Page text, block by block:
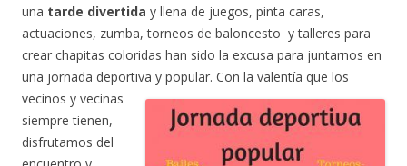
una tarde divertida y llena de juegos, pinta caras,
actuaciones, zumba, torneos de baloncesto y talleres para
crear chapitas coloridas han sido la excusa para juntarnos en
una jornada deportiva y popular. Con la valentía que los
vecinos y vecinas
siempre tienen,
disfrutamos del